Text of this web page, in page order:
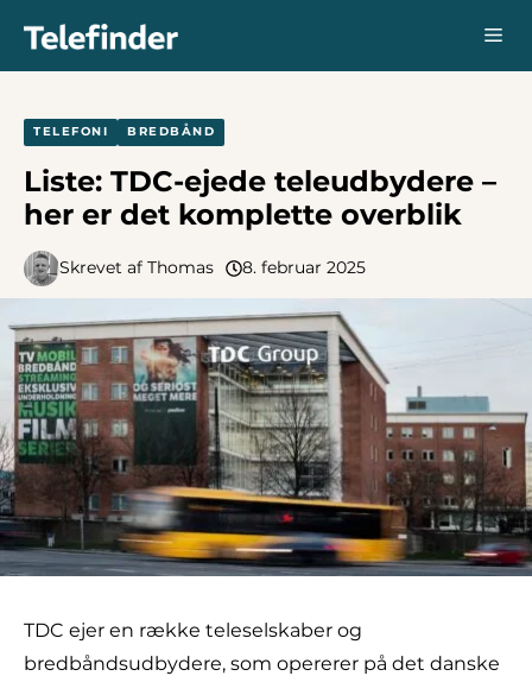
TELEFONI BREDBÅND
Liste: TDC-ejede teleudbydere –
her er det komplette overblik
Skrevet af Thomas 8. februar 2025
TDC ejer en række teleselskaber og
bredbåndsudbydere, som opererer på det danske